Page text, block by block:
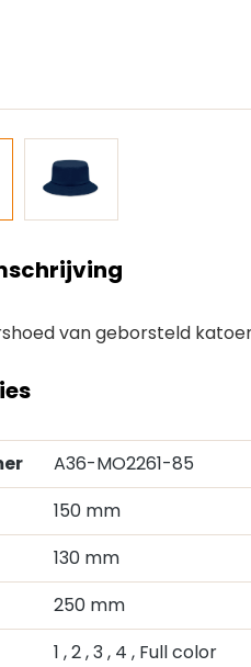
van geborsteld
A36-MO2261-85
150 mm
130 mm
250 mm
1 , 2, 3, 4 , Full color